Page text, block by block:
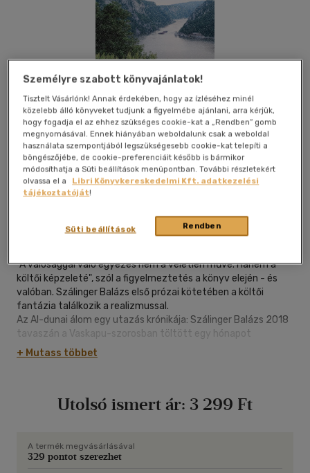
Kívánságlistához adom Megosztom
magyar nyelvű|keménytábla,
védőborító|211 oldal
"A valósággal való egyezés nem a véletlen műve. Hanem a
költői képzeleté", szól a figyelmeztetés a könyv elején - és
valóban. Szálinger Balázs első prózai kötetében a költői
fantázia találkozik a realizmussal.
Az Al-dunai álom egy utazás krónikája: Szálinger Balázs 2018
tavaszán a Vaskapu-szorosban töltött egy hónapot
feleségével és születendő fiukkal. A Vaskapu nemcsak Jókai
Mór Az arany ember című regényéből lehet ismerős, a helyszín
Egy sokarcú és sokmúltú terület feltérképezése, utazás
terület izgalmas útirajza.
+ Mutass többet
Utolsó ismert ár: 3 299 Ft
A termék megvásárlásával
329 pontot szerezhet
Személyre szabott könyvajánlatok!
Tisztelt Vásárlónk! Annak érdekében, hogy az ízléséhez minél
közelebb álló könyveket tudjunk a figyelmébe ajánlani, arra kérjük,
hogy fogadja el az ehhez szükséges cookie-kat a „Rendben” gomb
megnyomásával. Ennek hiányában weboldalunk csak a weboldal
használata szempontjából legszükségesebb cookie-kat telepíti a
böngészőjébe, de cookie-preferenciáit később is bármikor
módosíthatja a Süti beállítások menüpontban. További részletekért
olvassa el a
Libri Könyvkereskedelmi Kft. adatkezelési
tájékoztatóját!
Rendben
Süti beállítások